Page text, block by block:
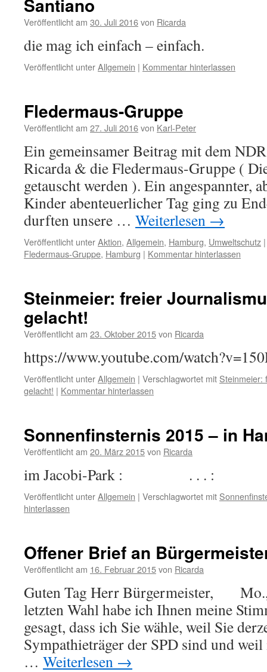
Santiano
Veröffentlicht am 30. Juli 2016von Ricarda
die mag ich einfach – einfach.
Veröffentlicht unterAllgemein | Kommentar hinterlassen
Fledermaus-Gruppe
Veröffentlicht am 27. Juli 2016von Karl-Peter
Ein gemeinsamer Beitrag mit dem
Ricarda & die Fledermaus-Gruppe (
getauscht werden ). Ein angespannter,
Kinder abenteuerlicher Tag ging zu
durften unsere … Weiterlesen →
Veröffentlicht unterAktion, Allgemein, Hamburg, Umweltschutz |
Fledermaus-Gruppe, Hamburg | Kommentar hinterlassen
Steinmeier: freier
gelacht!
Veröffentlicht am 23. Oktober 2015von Ricarda
https://www.youtube.com/
Veröffentlicht unterAllgemein | Verschlagwortet mit Steinmeier:
gelacht! | Kommentar hinterlassen
Sonnenfinsternis 2015 – in
Veröffentlicht am 20. März 2015von Ricarda
im Jacobi-Park : . . . :
Veröffentlicht unterAllgemein | Verschlagwortet mit
hinterlassen
Offener Brief an
Veröffentlicht am 16. Februar 2015von Ricarda
Guten Tag Herr Bürgermeister, Mo.,
letzten Wahl habe ich Ihnen meine
gesagt, dass ich Sie wähle, weil Sie
Sympathieträger der SPD sind und
… Weiterlesen →